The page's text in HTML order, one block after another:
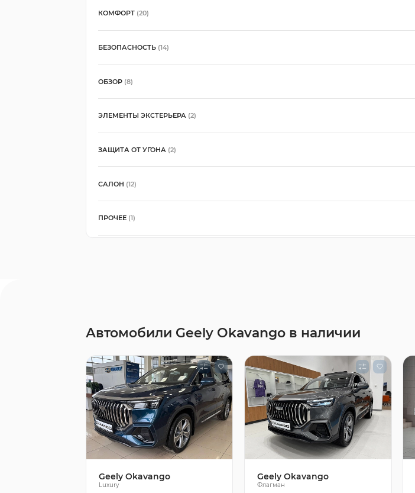
КОМФОРТ (20)
БЕЗОПАСНОСТЬ (14)
ОБЗОР (8)
ЭЛЕМЕНТЫ ЭКСТЕРЬЕРА (2)
ЗАЩИТА ОТ УГОНА (2)
САЛОН (12)
ПРОЧЕЕ (1)
Автомобили Geely Okavango в наличии
Geely Okavango
Luxury
Geely Okavango
Флагман